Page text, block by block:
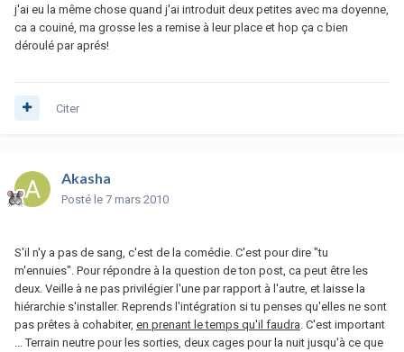
j'ai eu la même chose quand j'ai introduit deux petites avec ma doyenne,
ca a couiné, ma grosse les a remise à leur place et hop ça c bien
déroulé par aprés!
Citer
Akasha
Posté le 7 mars 2010
S'il n'y a pas de sang, c'est de la comédie. C'est pour dire "tu
m'ennuies". Pour répondre à la question de ton post, ca peut être les
deux. Veille à ne pas privilégier l'une par rapport à l'autre, et laisse la
hiérarchie s'installer. Reprends l'intégration si tu penses qu'elles ne sont
pas prêtes à cohabiter, en prenant le temps qu'il faudra . C'est important
... Terrain neutre pour les sorties, deux cages pour la nuit jusqu'à ce que